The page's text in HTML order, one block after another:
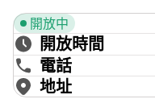
開放中
開放時間
電話
地址